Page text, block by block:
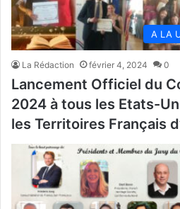
A LA
La Rédaction février 4, 2024 0
Lancement Officiel du
2024 à tous les Etats-
les Territoires Français